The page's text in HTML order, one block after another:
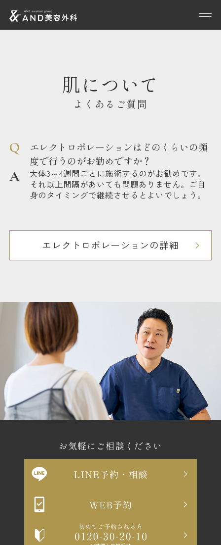
肌について
よくあるご質問
エレクトロポレーションはどのくらいの頻
度で行うのがお勧めですか？
大体3～4週間ごとに施術するのがお勧めです。
それ以上間隔があいても問題ありません。ご自
身のタイミングで継続させるとよいでしょう。
エレクトロポレーションの詳細
お気軽にご相談ください